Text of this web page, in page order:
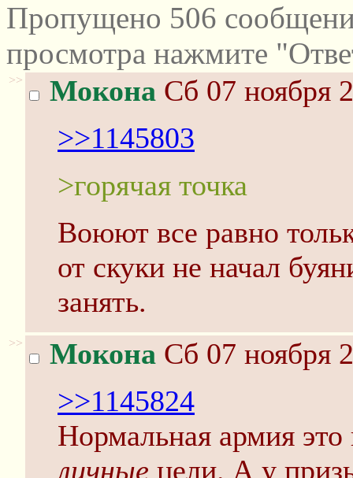
Пропущено 506
просмотра нажмите
>> Мокона Сб 07 ноября
>>1145803
>горячая точка
Воюют все равно
от скуки не начал
занять.
>> Мокона Сб 07 ноября
>>1145824
Нормальная армия это
личные цели. А у